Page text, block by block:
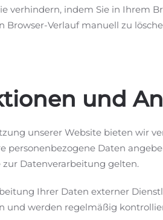
verhindern, indem Sie in Ihrem
Browser-Verlauf manuell zu
und
unserer Website bieten wir
personenbezogene Daten
Datenverarbeitung gelten.
Ihrer Daten externer
und werden regelmäßig